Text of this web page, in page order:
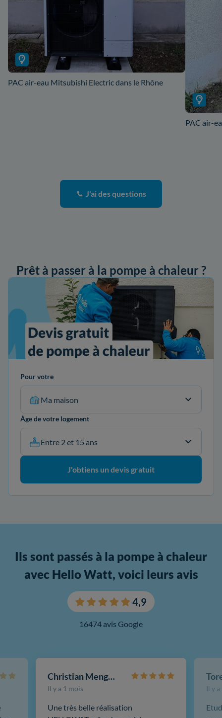
PAC air-eau Mitsubishi Electric dans le Rhône
PAC air-
J'ai des questions
Prêt à passer à la pompe à chaleur ?
Pour votre
Ma maison
Âge de votre logement
Entre 2 et 15 ans
J'obtiens un devis gratuit
Ils sont passés à la pompe à chaleur
avec Hello Watt, voici leurs avis
4,9
16474 avis Google
Christian Mengotti
Il y a 1 mois
Une très belle réalisation
Il y